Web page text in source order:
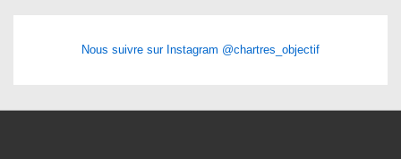
Nous suivre sur Instagram @chartres_objectif